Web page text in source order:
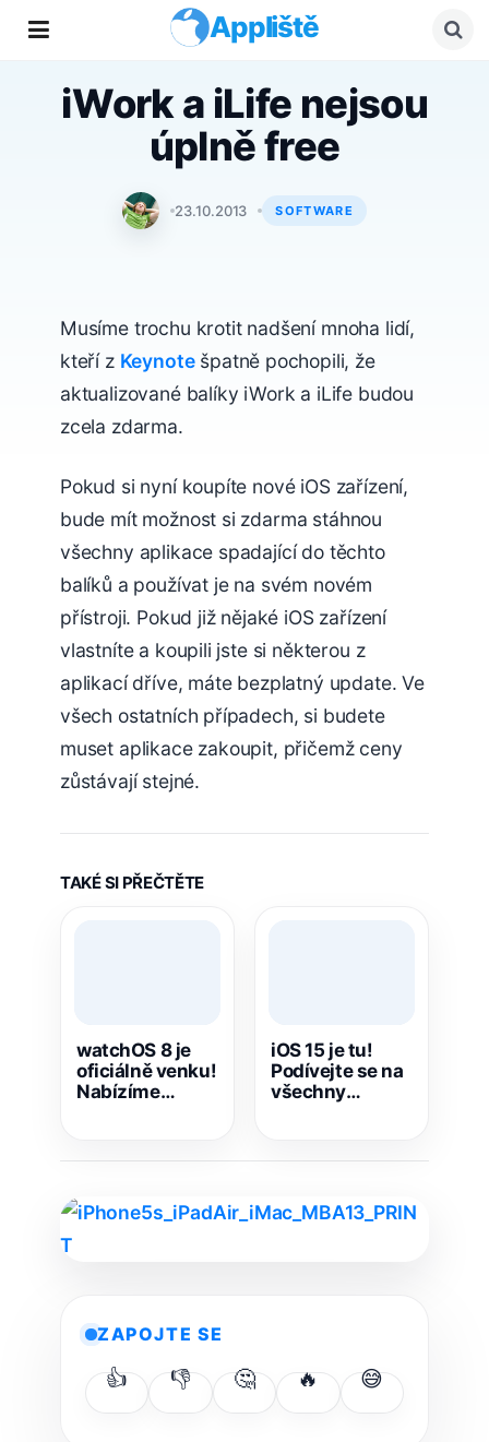
Appliště
iWork a iLife nejsou
úplně free
Jakub Michlovský
23.10.2013 SOFTWARE
Musíme trochu krotit nadšení mnoha lidí,
kteří z Keynotešpatně pochopili, že
aktualizované balíky iWork a iLife budou
zcela zdarma.
Pokud si nyní koupíte nové iOS zařízení,
bude mít možnost si zdarma stáhnou
všechny aplikace spadající do těchto
balíků a používat je na svém novém
přístroji. Pokud již nějaké iOS zařízení
vlastníte a koupili jste si některou z
aplikací dříve, máte bezplatný update. Ve
všech ostatních případech, si budete
muset aplikace zakoupit, přičemž ceny
zůstávají stejné.
TAKÉ SI PŘEČTĚTE
watchOS 8 je
oficiálně venku!
Nabízíme
iOS 15 je tu!
Podívejte se na
všechny
ZAPOJTE SE
👍 👎 🤔 🔥 😅